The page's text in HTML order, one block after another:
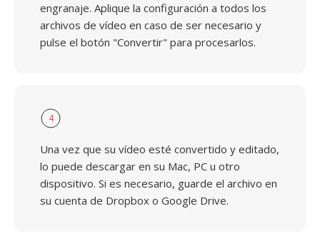
engranaje. Aplique la configuración a todos los
archivos de vídeo en caso de ser necesario y
pulse el botón "Convertir" para procesarlos.
4
Una vez que su vídeo esté convertido y editado,
lo puede descargar en su Mac, PC u otro
dispositivo. Si es necesario, guarde el archivo en
su cuenta de Dropbox o Google Drive.